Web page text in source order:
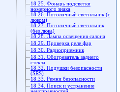
18.25. Фонарь подсветки
номерного знака
18.26. Потолочный светильник (с
люком)
18.27. Потолочный светильник
(без люка)
18.28. Лампа освещения салона
18.29. Проверка реле фар
18.30. Радиоприемник
18.31. Обогреватель заднего
стекла
18.32. Подушки безопасности
(SRS)
18.33. Ремни безопасности
18.34. Поиск и устранение